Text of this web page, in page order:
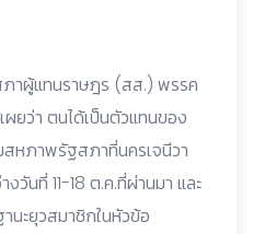
าผู้แทนราษฎร (สส.) พรรค
ยว่า ตนได้เป็นตัวแทนของ
สหภาพรัฐสภาที่นครเจนีวา
วันที่ 11-18 ต.ค.ที่ผ่านมา และ
นะยุวสมาชิกในหัวข้อ